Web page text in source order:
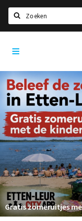
Home
Agenda
Deals
Party pics
Nieuws, interviews
Eten
Drinken
Slapen
Recreatief
Winkels
Gratis zomeruitjes